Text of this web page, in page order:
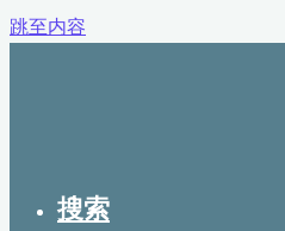
跳至内容
搜索